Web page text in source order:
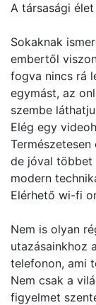
A társasági
Sokaknak
embertől
fogva nincs rá
egymást, az
szembe
Elég egy
de jóval többet
modern
Elérhető wi-fi
Nem is olyan
utazásainkhoz
telefonon, ami
Nem csak a
figyelmet